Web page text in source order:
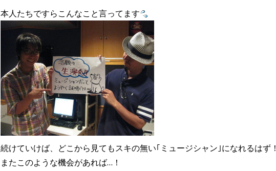
本人たちですらこんなこと言ってます
続けていけば、どこから見てもスキの無い｢ミュージシャン｣になれるはず！
またこのような機会があれば…！